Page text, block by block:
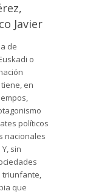
Javier
de
o
en
políticos
nacionales
sin
triunfante,
que